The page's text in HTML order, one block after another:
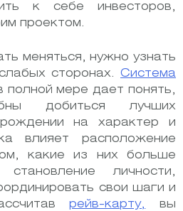
к себе инвесторов,
проектом.
меняться, нужно узнать
сторонах. Система
полной мере дает понять,
добиться лучших
на характер и
влияет расположение
какие из них больше
личности,
свои шаги и
рейв-карту,
вы